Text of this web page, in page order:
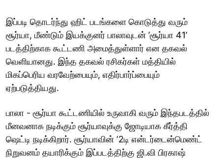
இப்படி தொடர்ந்து ஹிட் படங்களை கொடுத்து வரும்
சூர்யா, மீண்டும் இயக்குனர் பாலாவுடன் ’சூர்யா 41’
படத்திற்காக கூட்டணி அமைத்துள்ளார் என தகவல்
வெளியானது. இந்த தகவல் ரசிகர்கள் மத்தியில்
மிகப்பெரிய வரவேற்பையும், எதிர்பார்ப்பையும்
ஏற்படுத்தியது.
பாலா - சூர்யா கூட்டணியில் உருவாகி வரும் இந்தபடத்தில்
மீனவனாக நடிக்கும் சூர்யாவுக்கு ஜோடியாக கீர்த்தி
ஷெட்டி நடிக்கிறார். சூர்யாவின் ‘2டி என்டர்டைன்மெண்ட்
நிறுவனம் தயாரிக்கும் இப்படத்திற்கு ஜி.வி பிரகாஷ்